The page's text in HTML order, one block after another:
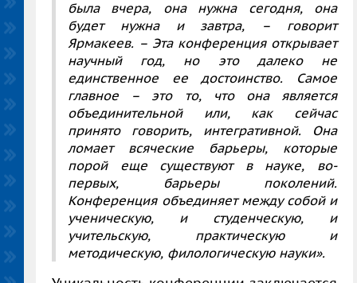
была вчера, она нужна сегодня, она
будет нужна и завтра, – говорит
Ярмакеев. – Эта конференция открывает
научный год, но это далеко не
единственное ее достоинство. Самое
главное – это то, что она является
объединительной или, как сейчас
принято говорить, интегративной. Она
ломает всяческие барьеры, которые
порой еще существуют в науке, во-
первых, барьеры поколений.
Конференция объединяет между собой и
ученическую, и студенческую, и
учительскую, практическую и
методическую, филологическую науки».